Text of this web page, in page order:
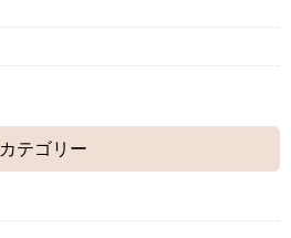
カテゴリー